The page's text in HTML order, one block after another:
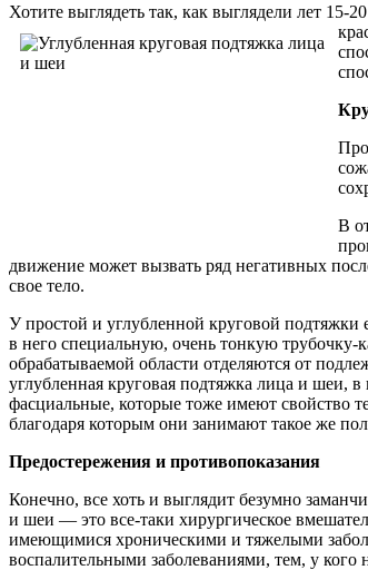
Хотите выглядеть так, как выглядели лет 15-
В
движение может вызвать ряд негативных
свое тело.
У простой и углубленной круговой подтяжки
в него специальную, очень тонкую
обрабатываемой области отделяются от
углубленная круговая подтяжка лица и шеи,
фасциальные, которые тоже имеют свойство
благодаря которым они занимают такое же
Предостережения и противопоказания
Конечно, все хоть и выглядит безумно
и шеи — это все-таки хирургическое
имеющимися хроническими и тяжелыми
воспалительными заболеваниями, тем, у кого